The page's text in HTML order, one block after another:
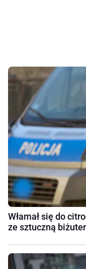
Włamał się do
ze sztuczną